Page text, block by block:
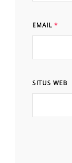
EMAIL *
SITUS WEB